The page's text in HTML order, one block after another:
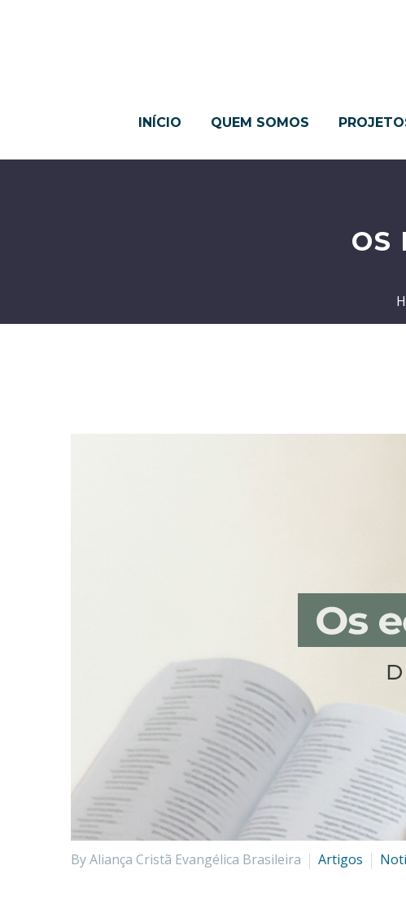
INÍCIO QUEM SOMOS
OS
By Aliança Cristã Evangélica Brasileira Artigos